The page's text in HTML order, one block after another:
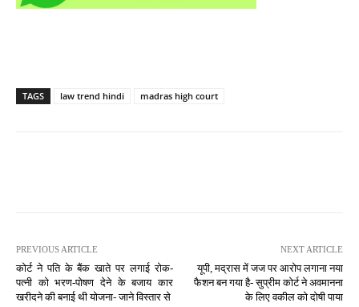
TAGS law trend hindi madras high court
PREVIOUS ARTICLE
कोर्ट ने पति के बैंक खाते पर लगाई रोक-
पत्नी को भरण-पोषण देने के बजाय कार
खरीदने की बनाई थी योजना- जाने विस्तार से
NEXT ARTICLE
यूपी, मद्रास में जज पर आरोप लगाना नया
फैशन बन गया है- सुप्रीम कोर्ट ने अवमानना
के लिए वकील को दोषी पाया